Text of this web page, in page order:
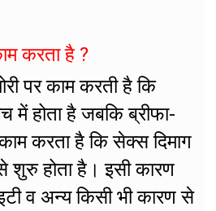
करता है ?
पर काम करती है कि
में होता है जबकि ब्रीफा-
करता है कि सेक्स दिमाग
शुरु होता है। इसी कारण
व अन्य किसी भी कारण से